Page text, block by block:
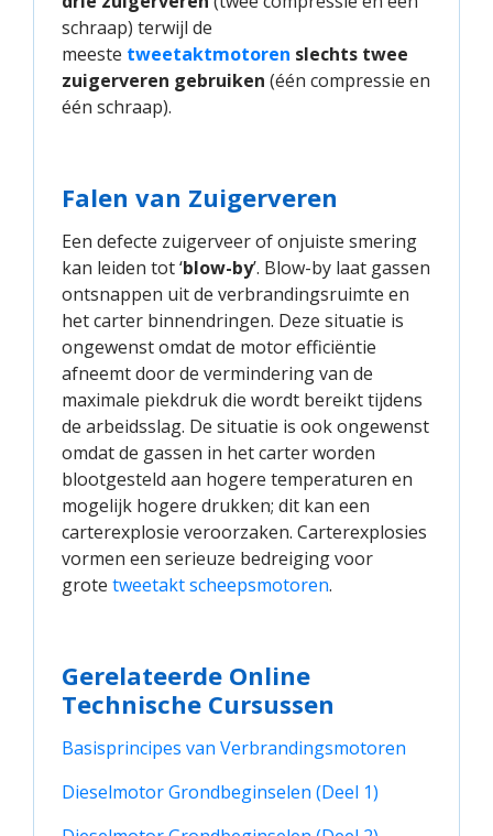
schraap) terwijl de
meeste tweetaktmotoren slechts twee
zuigerveren gebruiken (één compressie en
één schraap).
Falen van Zuigerveren
Een defecte zuigerveer of onjuiste smering
kan leiden tot ‘blow-by’. Blow-by laat gassen
ontsnappen uit de verbrandingsruimte en
het carter binnendringen. Deze situatie is
ongewenst omdat de motor efficiëntie
afneemt door de vermindering van de
maximale piekdruk die wordt bereikt tijdens
de arbeidsslag. De situatie is ook ongewenst
omdat de gassen in het carter worden
blootgesteld aan hogere temperaturen en
mogelijk hogere drukken; dit kan een
carterexplosie veroorzaken. Carterexplosies
vormen een serieuze bedreiging voor
grote tweetakt scheepsmotoren.
Gerelateerde Online
Technische Cursussen
Basisprincipes van Verbrandingsmotoren
Dieselmotor Grondbeginselen (Deel 1)